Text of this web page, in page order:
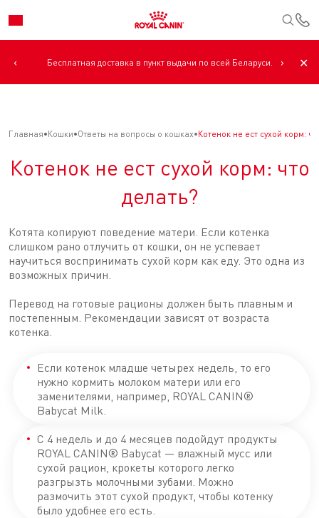
‹ Бесплатная доставка в пункт выдачи по всей Беларуси. › ✕
Главная Кошки Ответы на вопросы о кошках Котенок не ест сухой корм:
Котенок не ест сухой корм: что
делать?
Котята копируют поведение матери. Если котенка
слишком рано отлучить от кошки, он не успевает
научиться воспринимать сухой корм как еду. Это одна из
возможных причин.
Перевод на готовые рационы должен быть плавным и
постепенным. Рекомендации зависят от возраста
котенка.
Если котенок младше четырех недель, то его
нужно кормить молоком матери или его
заменителями, например, ROYAL CANIN®
Babycat Milk.
С 4 недель и до 4 месяцев подойдут продукты
ROYAL CANIN® Babycat — влажный мусс или
сухой рацион, крокеты которого легко
разгрызть молочными зубами. Можно
размочить этот сухой продукт, чтобы котенку
было удобнее его есть.